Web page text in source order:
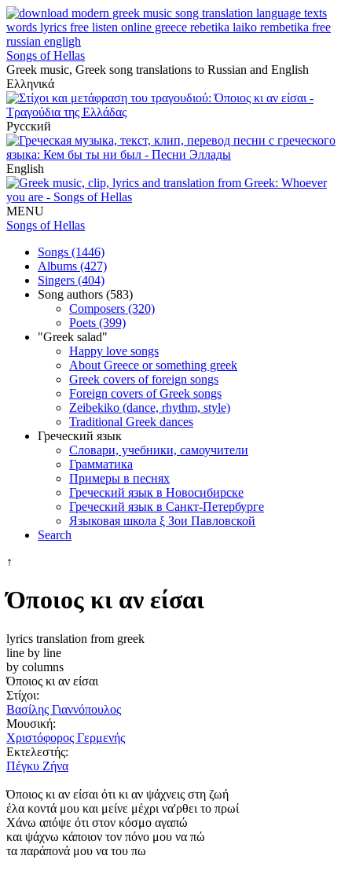
Songs of Hellas
Greek music, Greek song translations to Russian and English
Ελληνικά
Русский
English
MENU
Songs of Hellas
Songs (1446)
Albums (427)
Singers (404)
Song authors (583)
Composers (320)
Poets (399)
"Greek salad"
Happy love songs
About Greece or something greek
Greek covers of foreign songs
Foreign covers of Greek songs
Zeibekiko (dance, rhythm, style)
Traditional Greek dances
Греческий язык
Словари, учебники, самоучители
Грамматика
Примеры в песнях
Греческий язык в Новосибирске
Греческий язык в Санкт-Петербурге
Языковая школа ξ Зои Павловской
Search
↑
Όποιος κι αν είσαι
lyrics translation from greek
line by line
by columns
Όποιος κι αν είσαι
Στίχοι:
Βασίλης Γιαννόπουλος
Μουσική:
Χριστόφορος Γερμενής
Εκτελεστής:
Πέγκυ Ζήνα
Όποιος κι αν είσαι ότι κι αν ψάχνεις στη ζωή
έλα κοντά μου και μείνε μέχρι να'ρθει το πρωί
Χάνω απόψε ότι στον κόσμο αγαπώ
και ψάχνω κάποιον τον πόνο μου να πώ
τα παράπονά μου να του πω